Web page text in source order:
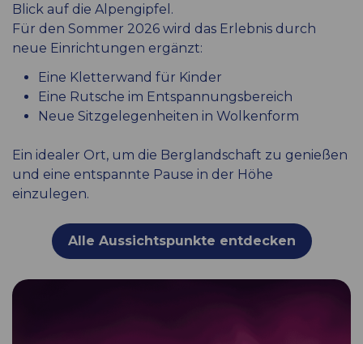
Blick auf die Alpengipfel.
Für den Sommer 2026 wird das Erlebnis durch
neue Einrichtungen ergänzt:
Eine Kletterwand für Kinder
Eine Rutsche im Entspannungsbereich
Neue Sitzgelegenheiten in Wolkenform
Ein idealer Ort, um die Berglandschaft zu genießen
und eine entspannte Pause in der Höhe
einzulegen.
Alle Aussichtspunkte entdecken